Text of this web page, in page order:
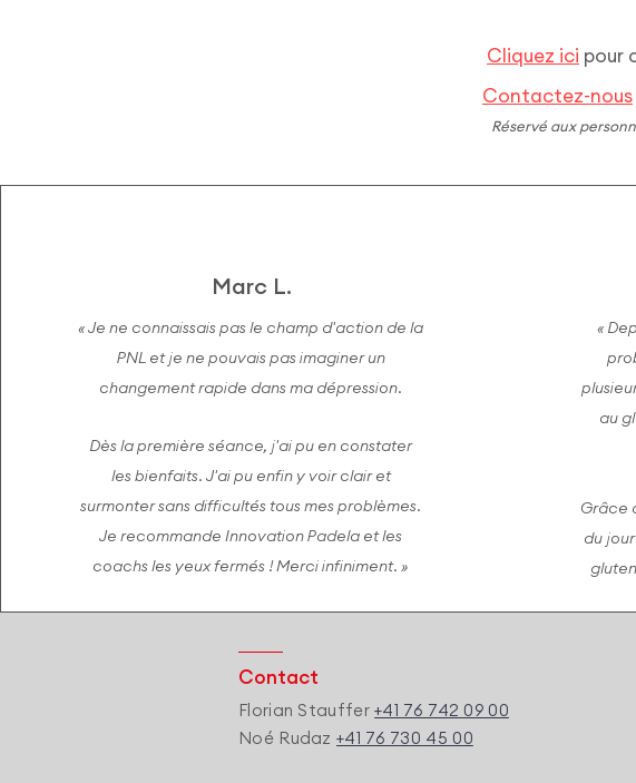
Cliquez ici pour
Contactez-nous
Réservé aux
Marc L.
« Je ne connaissais pas le champ d'action de la
PNL et je ne pouvais pas imaginer un
changement rapide dans ma dépression.
Dès la première séance, j'ai pu en constater
les bienfaits. J'ai pu enfin y voir clair et
surmonter sans difficultés tous mes problèmes.
Je recommande Innovation Padela et les
coachs les yeux fermés ! Merci infiniment. »
«
au
Grâce
du
Contact
Florian Stauffer+41 76 742 09 00
Noé Rudaz+41 76 730 45 00